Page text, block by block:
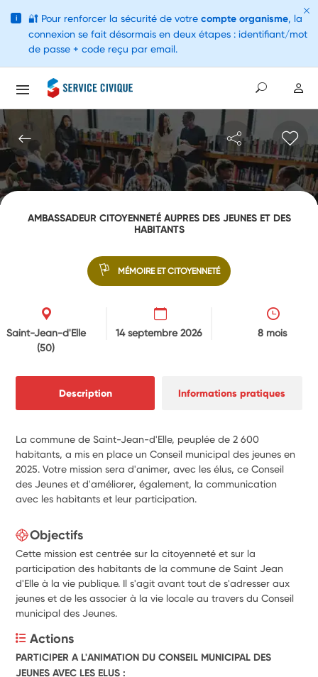
AMBASSADEUR CITOYENNETÉ AUPRES DES JEUNES ET DES
HABITANTS
MÉMOIRE ET CITOYENNETÉ
Saint-Jean-d'Elle
(50)
14 septembre 2026 8 mois
Description Informations pratiques
La commune de Saint-Jean-d'Elle, peuplée de 2 600
habitants, a mis en place un Conseil municipal des jeunes en
2025. Votre mission sera d'animer, avec les élus, ce Conseil
des Jeunes et d'améliorer, également, la communication
avec les habitants et leur participation.
Objectifs
Cette mission est centrée sur la citoyenneté et sur la
participation des habitants de la commune de Saint Jean
d'Elle à la vie publique. Il s'agit avant tout de s'adresser aux
jeunes et de les associer à la vie locale au travers du Conseil
municipal des Jeunes.
Actions
PARTICIPER A L'ANIMATION DU CONSEIL MUNICIPAL DES
JEUNES AVEC LES ELUS :
i 🔐 Pour renforcer la sécurité de votre compte organisme, la
connexion se fait désormais en deux étapes : identifiant/mot
de passe + code reçu par email.